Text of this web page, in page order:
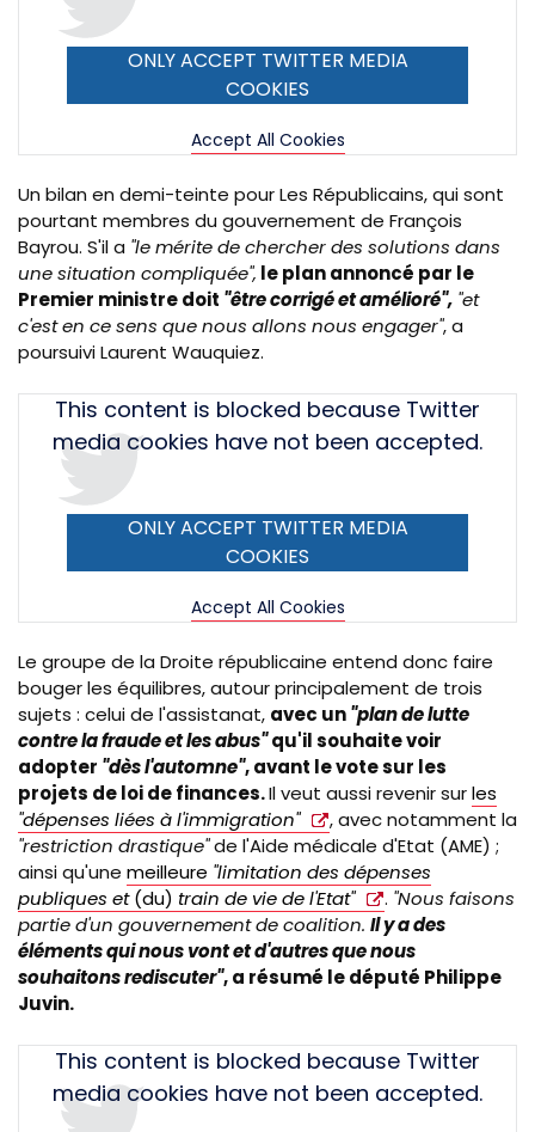
ONLY ACCEPT TWITTER MEDIA
COOKIES
Accept All Cookies
Un bilan en demi-teinte pour Les Républicains, qui sont
pourtant membres du gouvernement de François
Bayrou. S'il a "le mérite de chercher des solutions dans
une situation compliquée", le plan annoncé par le
Premier ministredoit "être corrigé et amélioré", "et
c'est en ce sens que nous allons nous engager", a
poursuivi Laurent Wauquiez.
TweetThis content is blocked because Twitter
media cookies have not been accepted.
ONLY ACCEPT TWITTER MEDIA
COOKIES
Accept All Cookies
Le groupe de la Droite républicaine entend donc faire
bouger les équilibres, autour principalement de trois
sujets : celui de l'assistanat, avec un"plan de lutte
contre la fraude et les abus"qu'il souhaite voir
adopter "dès l'automne", avant le vote sur les
projets de loi de finances.Il veut aussi revenir surles
"dépenses liées à l'immigration"
, avec notamment la
"restriction drastique"de l'Aide médicale d'Etat (AME) ;
ainsi qu'une meilleure "limitation des dépenses
publiques et(du) train de vie de l'Etat" . "Nous faisons
partie d'un gouvernement de coalition. Il y a des
éléments qui nous vont et d'autres que nous
souhaitons rediscuter", a résumé le député Philippe
Juvin.
TweetThis content is blocked because Twitter
media cookies have not been accepted.